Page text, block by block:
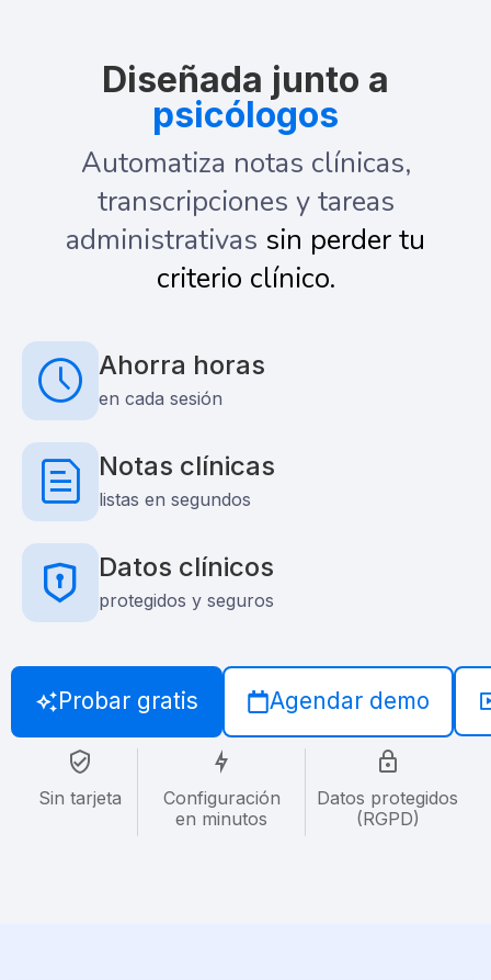
Diseñada junto a
psicólogos
Automatiza notas clínicas,
transcripciones y tareas
administrativas sin perder tu
criterio clínico.
Ahorra horas
en cada sesión
Notas clínicas
listas en segundos
Datos clínicos
protegidos y seguros
Probar gratis Agendar demo
Sin tarjeta
Configuración
en minutos
Datos protegidos
(RGPD)